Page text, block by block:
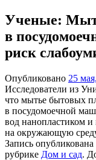
Ученые:
в
риск
Опубликовано 25
Исследователи из
что мытье бытовых
в посудомоечной
вод нанопластиком и
на окружающую
Запись
рубрике Дом и сад.